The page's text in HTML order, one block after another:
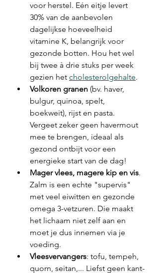
voor herstel. Eén eitje levert
30% van de aanbevolen
dagelijkse hoeveelheid
vitamine K, belangrijk voor
gezonde botten. Hou het wel
bij twee à drie stuks per week
gezien het cholesterolgehalte.
Volkoren granen (bv. haver,
bulgur, quinoa, spelt,
boekweit), rijst en pasta.
Vergeet zeker geen havermout
mee te brengen, ideaal als
gezond ontbijt voor een
energieke start van de dag!
Mager vlees, magere kip en vis.
Zalm is een echte "supervis"
met veel eiwitten en gezonde
omega 3-vetzuren. Die maakt
het lichaam niet zelf aan en
moet je dus innemen via je
voeding.
Vleesvervangers: tofu, tempeh,
quorn, seitan,... Liefst geen kant-